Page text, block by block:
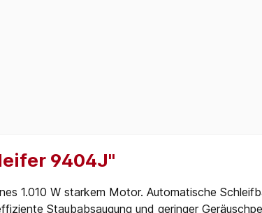
9404J"
1.010 W starkem Motor. Automatische
Staubabsaugung und geringer